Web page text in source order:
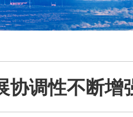
协调性不断增